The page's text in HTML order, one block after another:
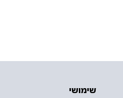
שימושי